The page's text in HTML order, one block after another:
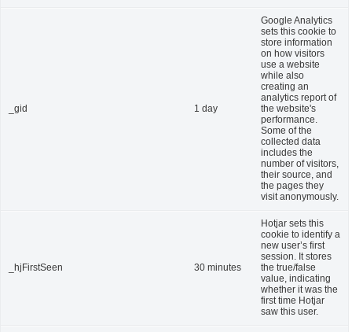
_gid 1 day
Google Analytics
sets this cookie to
store information
on how visitors
use a website
while also
creating an
analytics report of
the website's
performance.
Some of the
collected data
includes the
number of visitors,
their source, and
the pages they
visit anonymously.
_hjFirstSeen 30 minutes
Hotjar sets this
cookie to identify a
new user’s first
session. It stores
the true/false
value, indicating
whether it was the
first time Hotjar
saw this user.